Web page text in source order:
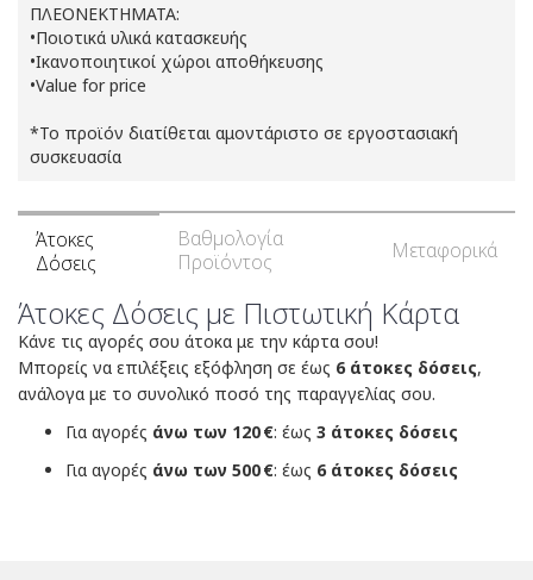
ΠΛΕΟΝΕΚΤΗΜΑΤΑ:
•Ποιοτικά υλικά κατασκευής
•Ικανοποιητικοί χώροι αποθήκευσης
•Value for price
*Το προϊόν διατίθεται αμοντάριστο σε εργοστασιακή
συσκευασία
Άτοκες
Δόσεις
Βαθμολογία
Προϊόντος
Μεταφορικά
Άτοκες Δόσεις με Πιστωτική Κάρτα
Κάνε τις αγορές σου άτοκα με την κάρτα σου!
Μπορείς να επιλέξεις εξόφληση σε έως 6 άτοκες δόσεις,
ανάλογα με το συνολικό ποσό της παραγγελίας σου.
Για αγορές άνω των 120 €: έως 3 άτοκες δόσεις
Για αγορές άνω των 500 €: έως 6 άτοκες δόσεις